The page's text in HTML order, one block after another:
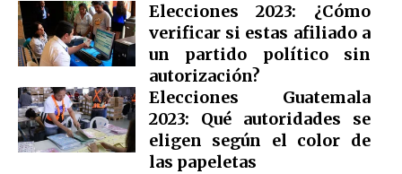
Elecciones 2023: ¿Cómo
verificar si estas afiliado a
un partido político sin
autorización?
Elecciones Guatemala
2023: Qué autoridades se
eligen según el color de
las papeletas